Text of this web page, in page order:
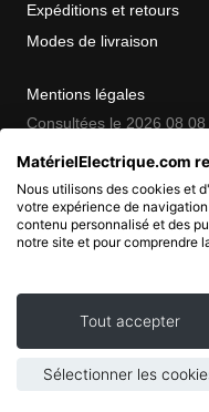
Expéditions et retours
Modes de livraison
Mentions légales
Consultées le 2026 08 08
COPYRIGHT
© 2007 - 2026 Nimbanet
MatérielElectrique.com
Nous utilisons des cookies et
votre expérience de
contenu personnalisé et des
notre site et pour comprendre
Tout accepter
Sélectionner les